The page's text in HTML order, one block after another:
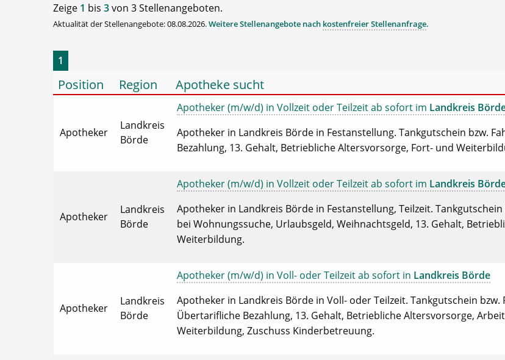
Zeige 1 bis 3von 3 Stellenangeboten.
Aktualität der Stellenangebote: 08.08.2026.Weitere Stellenangebote nach kostenfreier Stellenanfrage.
1
Position Region Apotheke sucht
Apotheker
Landkreis
Börde
Apotheker (m/w/d) in Vollzeit oder Teilzeit ab sofort im Landkreis
Apotheker in Landkreis Börde in Festanstellung. Tankgutschein bzw.
Bezahlung, 13. Gehalt, Betriebliche Altersvorsorge, Fort- und
Apotheker
Landkreis
Börde
Apotheker (m/w/d) in Vollzeit oder Teilzeit ab sofort im Landkreis
Apotheker in Landkreis Börde in Festanstellung, Teilzeit.
bei Wohnungssuche, Urlaubsgeld, Weihnachtsgeld, 13. Gehalt,
Weiterbildung.
Apotheker
Landkreis
Börde
Apotheker (m/w/d) in Voll- oder Teilzeit ab sofort in Landkreis Börde
Apotheker in Landkreis Börde in Voll- oder Teilzeit. Tankgutschein bzw.
Übertarifliche Bezahlung, 13. Gehalt, Betriebliche Altersvorsorge,
Weiterbildung, Zuschuss Kinderbetreuung.